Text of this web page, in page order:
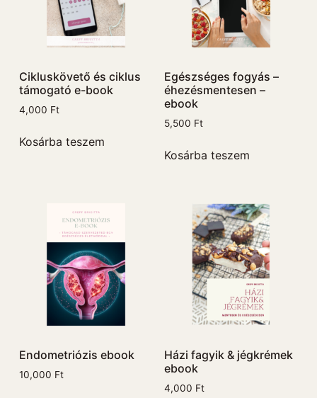
Cikluskövető és ciklus
támogató e-book
4,000 Ft
Kosárba teszem
Egészséges fogyás –
éhezésmentesen –
ebook
5,500 Ft
Kosárba teszem
Endometriózis ebook
10,000 Ft
Házi fagyik & jégkrémek
ebook
4,000 Ft